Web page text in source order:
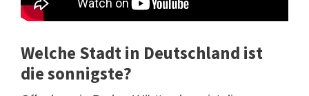
Welche Stadt in Deutschland ist
die sonnigste?